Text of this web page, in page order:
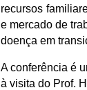
recursos
e mercado de
doença em
A conferência é
à visita do Prof.